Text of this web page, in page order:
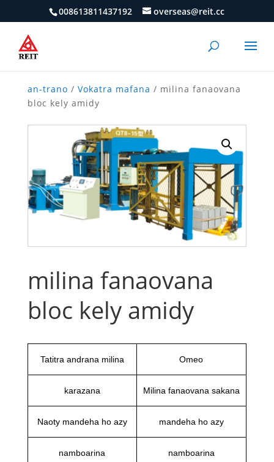
008613811437192 overseas@reit.cc
an-trano / Vokatra mafana / milina fanaovana
bloc kely amidy
milina fanaovana
bloc kely amidy
Tatitra andrana milina Omeo
karazana Milina fanaovana sakana
Naoty mandeha ho azy mandeha ho azy
namboarina namboarina